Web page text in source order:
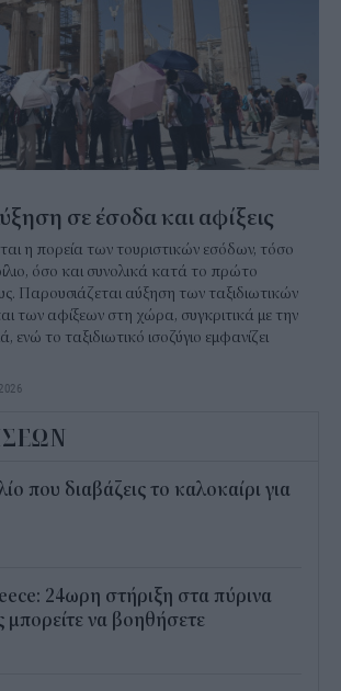
σε έσοδα και αφίξεις
η πορεία των τουριστικών εσόδων, τόσο
όσο και συνολικά κατά το πρώτο
Παρουσιάζεται αύξηση των ταξιδιωτικών
των αφίξεων στη χώρα, συγκριτικά με την
ενώ το ταξιδιωτικό ισοζύγιο εμφανίζει
που διαβάζεις το καλοκαίρι για
24ωρη στήριξη στα πύρινα
να βοηθήσετε